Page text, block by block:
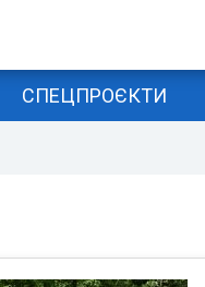
СПЕЦПРОЄКТИ